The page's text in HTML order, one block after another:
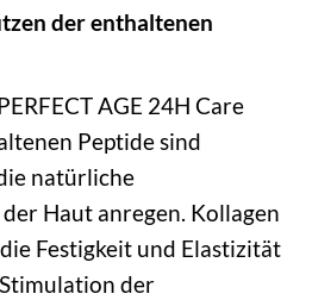
der enthaltenen
AGE 24H Care
Peptide sind
natürliche
Haut anregen. Kollagen
Festigkeit und Elastizität
der